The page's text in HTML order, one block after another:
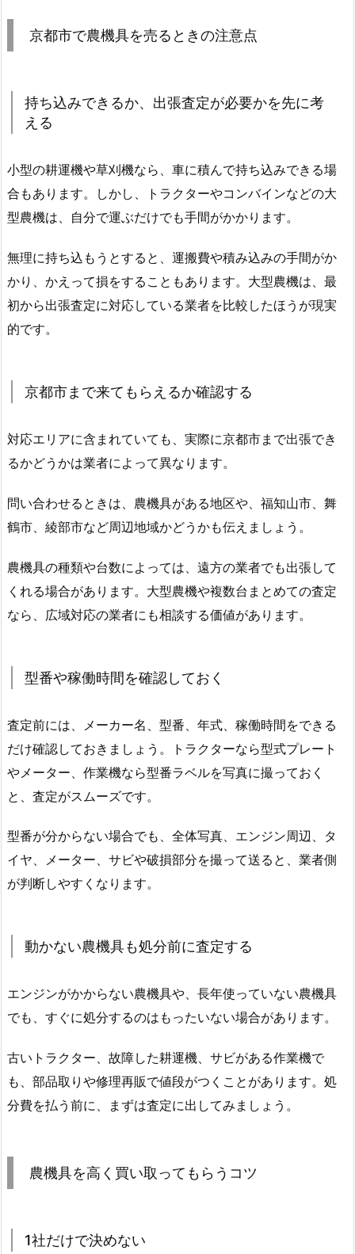
京都市で農機具を売るときの注意点
持ち込みできるか、出張査定が必要かを先に考
える
小型の耕運機や草刈機なら、車に積んで持ち込みできる場
合もあります。しかし、トラクターやコンバインなどの大
型農機は、自分で運ぶだけでも手間がかかります。
無理に持ち込もうとすると、運搬費や積み込みの手間がか
かり、かえって損をすることもあります。大型農機は、最
初から出張査定に対応している業者を比較したほうが現実
的です。
京都市まで来てもらえるか確認する
対応エリアに含まれていても、実際に京都市まで出張でき
るかどうかは業者によって異なります。
問い合わせるときは、農機具がある地区や、福知山市、舞
鶴市、綾部市など周辺地域かどうかも伝えましょう。
農機具の種類や台数によっては、遠方の業者でも出張して
くれる場合があります。大型農機や複数台まとめての査定
なら、広域対応の業者にも相談する価値があります。
型番や稼働時間を確認しておく
査定前には、メーカー名、型番、年式、稼働時間をできる
だけ確認しておきましょう。トラクターなら型式プレート
やメーター、作業機なら型番ラベルを写真に撮っておく
と、査定がスムーズです。
型番が分からない場合でも、全体写真、エンジン周辺、タ
イヤ、メーター、サビや破損部分を撮って送ると、業者側
が判断しやすくなります。
動かない農機具も処分前に査定する
エンジンがかからない農機具や、長年使っていない農機具
でも、すぐに処分するのはもったいない場合があります。
古いトラクター、故障した耕運機、サビがある作業機で
も、部品取りや修理再販で値段がつくことがあります。処
分費を払う前に、まずは査定に出してみましょう。
農機具を高く買い取ってもらうコツ
1社だけで決めない